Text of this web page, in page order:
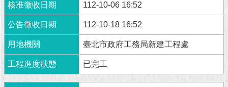
112-10-06 16:52
112-10-18 16:52
臺北市政府工務局新建工程處
已完工